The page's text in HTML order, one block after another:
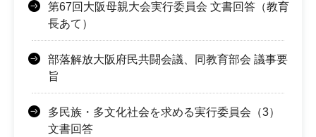
第67回大阪母親大会実行委員会 文書回答（教育
長あて）
部落解放大阪府民共闘会議、同教育部会 議事要
旨
多民族・多文化社会を求める実行委員会（3）
文書回答